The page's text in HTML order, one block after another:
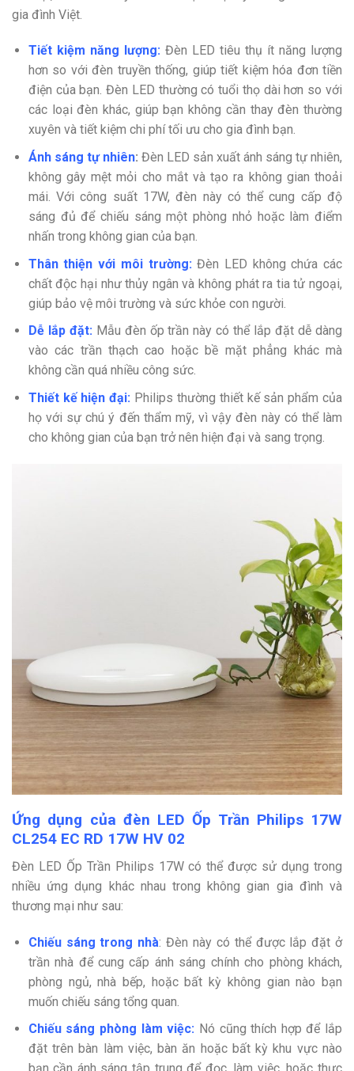
gia đình Việt.
Tiết kiệm năng lượng:Đèn LED tiêu thụ ít năng lượng
hơn so với đèn truyền thống, giúp tiết kiệm hóa đơn tiền
điện của bạn. Đèn LED thường có tuổi thọ dài hơn so với
các loại đèn khác, giúp bạn không cần thay đèn thường
xuyên và tiết kiệm chi phí tối ưu cho gia đình bạn.
Ánh sáng tự nhiên: Đèn LED sản xuất ánh sáng tự nhiên,
không gây mệt mỏi cho mắt và tạo ra không gian thoải
mái. Với công suất 17W, đèn này có thể cung cấp độ
sáng đủ để chiếu sáng một phòng nhỏ hoặc làm điểm
nhấn trong không gian của bạn.
Thân thiện với môi trường: Đèn LED không chứa các
chất độc hại như thủy ngân và không phát ra tia tử ngoại,
giúp bảo vệ môi trường và sức khỏe con người.
Dễ lắp đặt:Mẫu đèn ốp trần này có thể lắp đặt dễ dàng
vào các trần thạch cao hoặc bề mặt phẳng khác mà
không cần quá nhiều công sức.
Thiết kế hiện đại: Philips thường thiết kế sản phẩm của
họ với sự chú ý đến thẩm mỹ, vì vậy đèn này có thể làm
cho không gian của bạn trở nên hiện đại và sang trọng.
Ứng dụng của đèn LED Ốp Trần Philips 17W
CL254 EC RD 17W HV 02
Đèn LED Ốp Trần Philips 17W có thể được sử dụng trong
nhiều ứng dụng khác nhau trong không gian gia đình và
thương mại như sau:
Chiếu sáng trong nhà:Đèn này có thể được lắp đặt ở
trần nhà để cung cấp ánh sáng chính cho phòng khách,
phòng ngủ, nhà bếp, hoặc bất kỳ không gian nào bạn
muốn chiếu sáng tổng quan.
Chiếu sáng phòng làm việc: Nó cũng thích hợp để lắp
đặt trên bàn làm việc, bàn ăn hoặc bất kỳ khu vực nào